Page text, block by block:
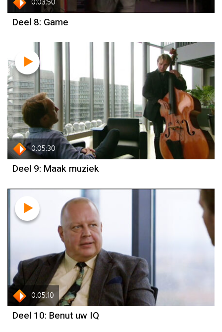
0:03:50
Deel 8: Game
0:05:30
Deel 9: Maak muziek
0:05:10
Deel 10: Benut uw IQ